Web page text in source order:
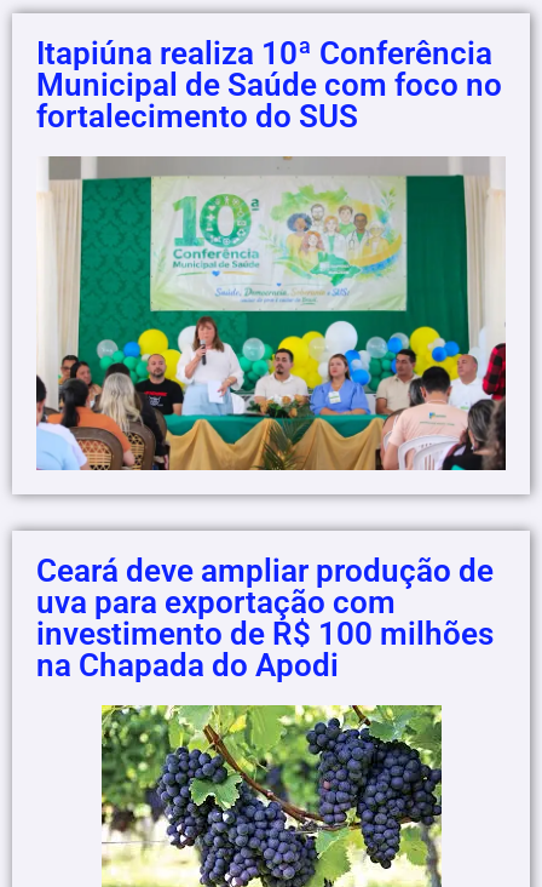
Itapiúna realiza 10ª Conferência
Municipal de Saúde com foco no
fortalecimento do SUS
Ceará deve ampliar produção de
uva para exportação com
investimento de R$ 100 milhões
na Chapada do Apodi